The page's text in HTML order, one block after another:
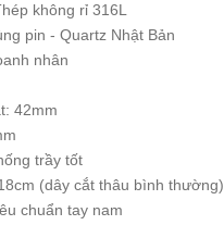
không rỉ 316L
pin - Quartz Nhật Bản
nhân
42mm
trầy tốt
(dây cắt thâu bình thường)
chuẩn tay nam